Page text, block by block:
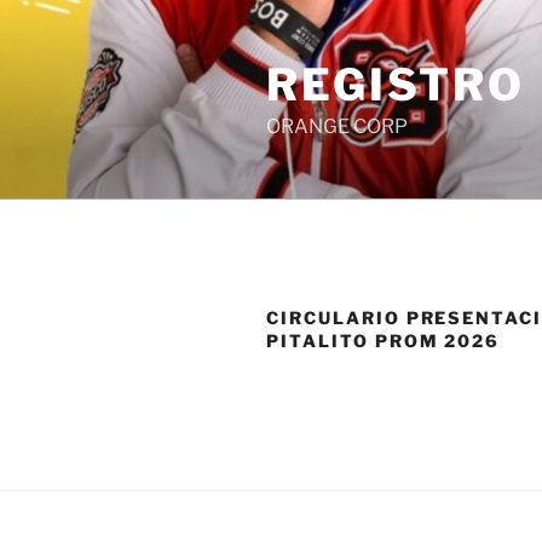
Saltar
contenido
REGISTRO
ORANGE CORP
CIRCULARIO
PITALITO PROM 2026